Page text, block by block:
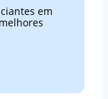
em